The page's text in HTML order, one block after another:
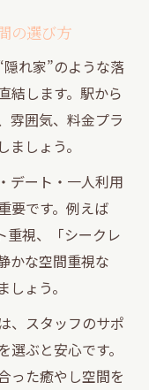
の選び方
れ家”のような落
結します。駅から
雰囲気、料金プラ
しょう。
デート・一人利用
要です。例えば
重視、「シークレ
かな空間重視な
ょう。
、スタッフのサポ
ぶと安心です。
った癒やし空間を